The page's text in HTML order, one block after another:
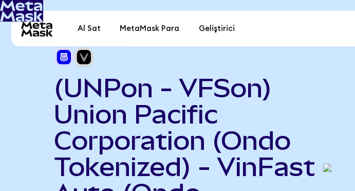
Al Sat MetaMask Para Geliştirici
(UNPon - VFSon)
Union Pacific
Corporation (Ondo
Tokenized) - VinFast